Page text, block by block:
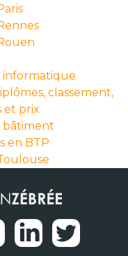
informatique
classement,
et prix
bâtiment
en BTP